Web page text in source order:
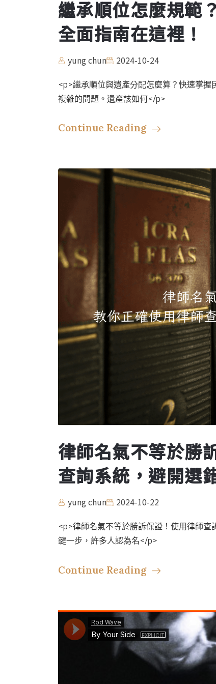
繼承順位怎麼規範
全面指南在這裡！
yung chun 2024-10-24
<p>繼承順位與遺產分配怎麼算？快速掌
複雜的問題。遺產該如何</p>
Continue Reading
律師名氣不等於勝
查詢系統，避開選
yung chun 2024-10-22
<p>律師名氣不等於勝訴保證！使用律師
鍵一步，許多人認為名</p>
Continue Reading